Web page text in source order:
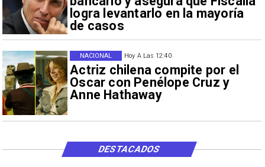
logra levantarlo en la mayoría
de casos
Hoy A Las 12:40
Actriz chilena compite por el
Oscar con Penélope Cruz y
Anne Hathaway
NACIONAL
DESTACADOS